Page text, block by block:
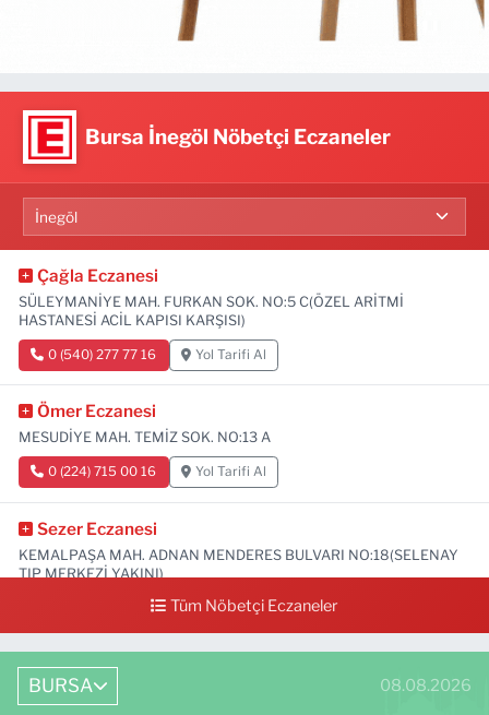
Bursa İnegöl Nöbetçi Eczaneler
Çağla Eczanesi
SÜLEYMANİYE MAH. FURKAN SOK. NO:5 C(ÖZEL ARİTMİ
HASTANESİ ACİL KAPISI KARŞISI)
0 (540) 277 77 16 Yol Tarifi Al
Ömer Eczanesi
MESUDİYE MAH. TEMİZ SOK. NO:13 A
0 (224) 715 00 16 Yol Tarifi Al
Sezer Eczanesi
KEMALPAŞA MAH. ADNAN MENDERES BULVARI NO:18(SELENAY
TIP MERKEZİ YAKINI)
0 (224) 711 64 49 Yol Tarifi Al
Tüm Nöbetçi Eczaneler
BURSA 08.08.2026